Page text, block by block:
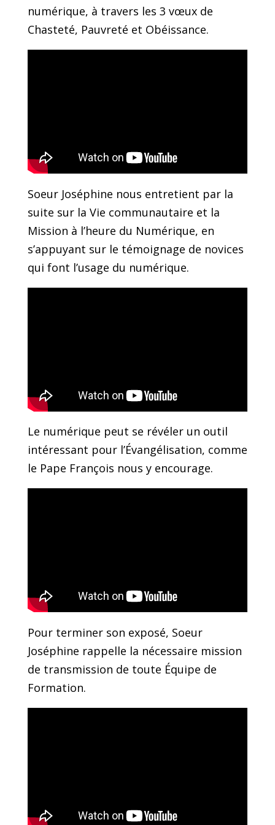
numérique, à travers les 3 vœux de
Chasteté, Pauvreté et Obéissance.
Soeur Joséphine nous entretient par la
suite sur la Vie communautaire et la
Mission à l’heure du Numérique, en
s’appuyant sur le témoignage de novices
qui font l’usage du numérique.
Le numérique peut se révéler un outil
intéressant pour l’Évangélisation, comme
le Pape François nous y encourage.
Pour terminer son exposé, Soeur
Joséphine rappelle la nécessaire mission
de transmission de toute Équipe de
Formation.